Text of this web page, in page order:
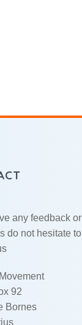
any feedback or
do not hesitate to
92
Bornes